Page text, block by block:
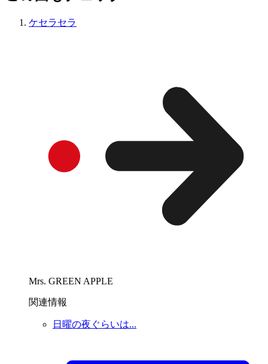
ケセラセラ
Mrs. GREEN APPLE
関連情報
日曜の夜ぐらいは...